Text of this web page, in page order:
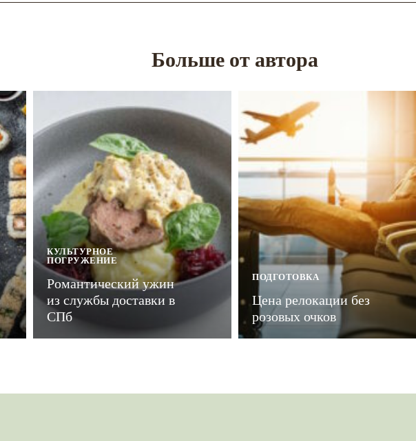
Больше от автора
КУЛЬТУРНОЕ
ПОГРУЖЕНИЕ
Романтический ужин
из службы доставки в
СПб
ПОДГОТОВКА
Цена релокации без
розовых очков